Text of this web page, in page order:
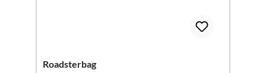
Roadsterbag